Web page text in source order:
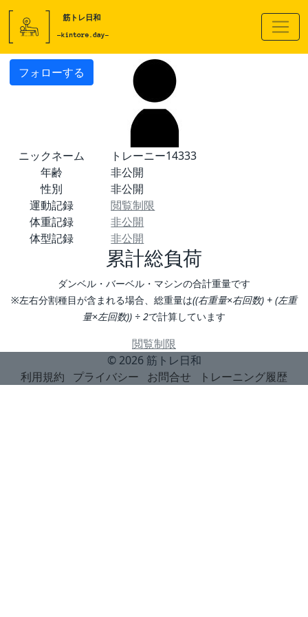
フォローする
ニックネーム
トレーニー14333
年齢
非公開
性別
非公開
運動記録
閲覧制限
体重記録
非公開
体型記録
非公開
累計総負荷
ダンベル・バーベル・マシンの合計重量です
※左右分割種目が含まれる場合、総重量は((右重量×右回数) + (左重
量×左回数)) ÷ 2で計算しています
閲覧制限
© 2026 筋トレ日和
利用規約
プライバシー お問合せ トレーニング履歴